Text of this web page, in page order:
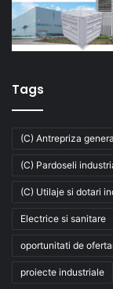
Tags
(C) Antrepriza
(C) Pardoseli
(C) Utilaje si dotari
Electrice si sanitare
oportunitati de
proiecte industriale